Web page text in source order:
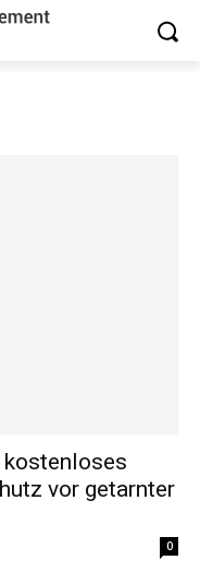
vor getarnter
0